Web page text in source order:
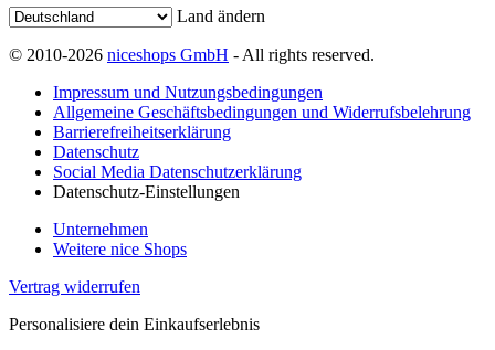
Land ändern
© 2010-2026 niceshops GmbH - All rights reserved.
Impressum und Nutzungsbedingungen
Allgemeine Geschäftsbedingungen und Widerrufsbelehrung
Barrierefreiheitserklärung
Datenschutz
Social Media Datenschutzerklärung
Datenschutz-Einstellungen
Unternehmen
Weitere nice Shops
Vertrag widerrufen
Personalisiere dein Einkaufserlebnis